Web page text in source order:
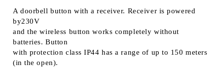
A doorbell button with a receiver. Receiver is powered
by230V
and the wireless button works completely without
batteries. Button
with protection class IP44 has a range of up to 150 meters
(in the open).